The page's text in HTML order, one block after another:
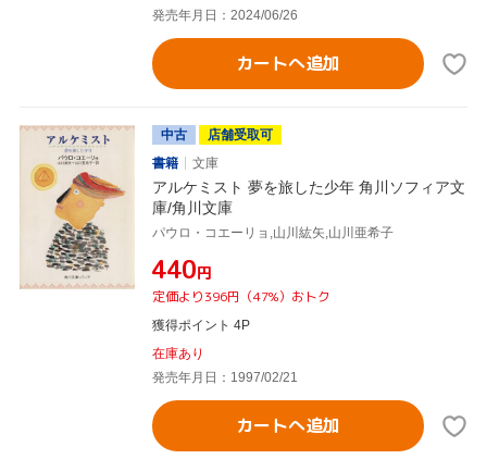
発売年月日：2024/06/26
カートへ追加
中古
店舗受取可
書籍
文庫
アルケミスト 夢を旅した少年 角川ソフィア文
庫/角川文庫
パウロ・コエーリョ,山川紘矢,山川亜希子
¥440円
定価より396円（47%）おトク
獲得ポイント 4P
在庫あり
発売年月日：1997/02/21
カートへ追加